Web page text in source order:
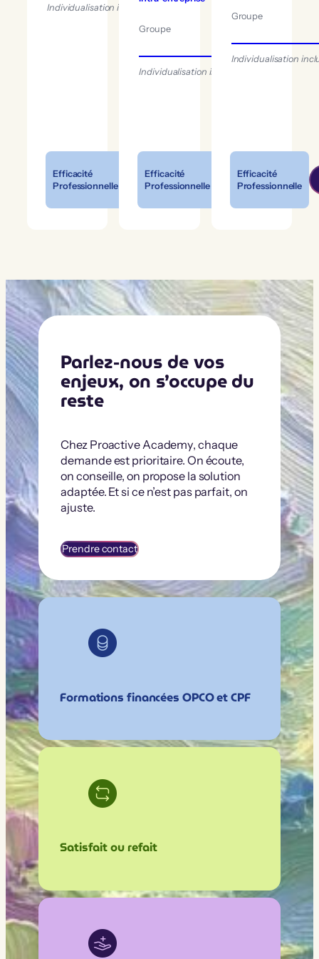
Individualisation incluse
Efficacité
Professionnelle
Groupe
Individualisation incluse
Efficacité
Professionnelle
Groupe
Individualisation
Efficacité
Professionnelle
Parlez-nous de vos
enjeux, on s’occupe du
reste
Chez Proactive Academy, chaque
demande est prioritaire. On écoute,
on conseille, on propose la solution
adaptée. Et si ce n’est pas parfait, on
ajuste.
Prendre contact
Formations financées OPCO et CPF
Satisfait ou refait